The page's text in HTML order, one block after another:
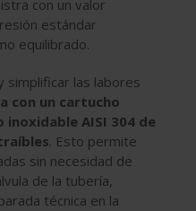
con un valor
estándar
equilibrado.
simplificar las labores
con un cartucho
AISI 304 de
. Esto permite
sin necesidad de
de la tubería,
técnica en la